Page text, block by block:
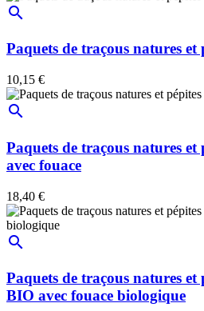
search
Paquets de traçous natures et
10,15 €
search
Paquets de traçous natures et
avec fouace
18,40 €
search
Paquets de traçous natures et
BIO avec fouace biologique